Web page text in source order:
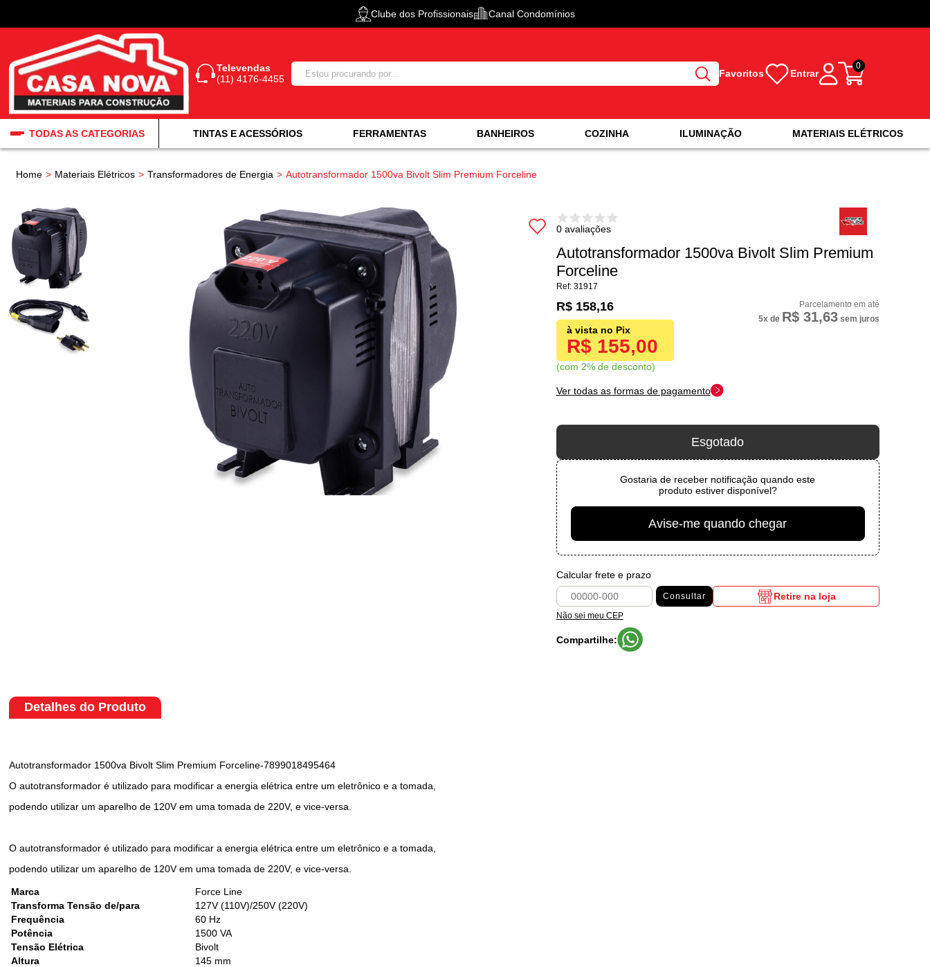
Clube dos Profissionais Canal Condomínios
Televendas
(11) 4176-4455
Favoritos Entrar
0
TODAS AS CATEGORIAS TINTAS E ACESSÓRIOS FERRAMENTAS BANHEIROS COZINHA ILUMINAÇÃO MATERIAIS ELÉTRICOS
Home Materiais Elétricos Transformadores de Energia Autotransformador 1500va Bivolt Slim Premium Forceline
0 avaliações
Autotransformador 1500va Bivolt Slim Premium
Forceline
31917
R$ 155,00
com 2% de desconto
R$ 158,16
5x de R$ 31,63sem juros
Ver todas as formas de pagamento
Esgotado
Gostaria de receber notificação quando este
produto estiver disponível?
Avise-me quando chegar
Calcular frete e prazo
Consultar
Não sei meu CEP
Retire na loja
Compartilhe:
Detalhes do Produto
Autotransformador 1500va Bivolt Slim Premium Forceline-7899018495464
O autotransformador é utilizado para modificar a energia elétrica entre um eletrônico e a tomada,
podendo utilizar um aparelho de 120V em uma tomada de 220V, e vice-versa.
O autotransformador é utilizado para modificar a energia elétrica entre um eletrônico e a tomada,
podendo utilizar um aparelho de 120V em uma tomada de 220V, e vice-versa.
Marca
Force Line
Transforma Tensão de/para
127V (110V)/250V (220V)
Frequência
60 Hz
Potência
1500 VA
Tensão Elétrica
Bivolt
Altura
145 mm